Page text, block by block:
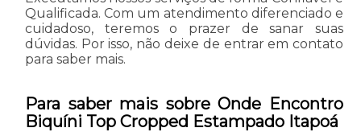
Qualificada. Com um atendimento diferenciado e
cuidadoso, teremos o prazer de sanar suas
dúvidas. Por isso, não deixe de entrar em contato
para saber mais.
Para saber mais sobre Onde Encontro
Biquíni Top Cropped Estampado Itapoá